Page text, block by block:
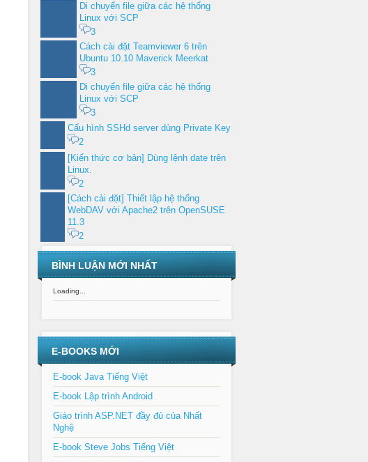
Di chuyển file giữa các hệ thống
Linux với SCP
3
Cách cài đặt Teamviewer 6 trên
Ubuntu 10.10 Maverick Meerkat
3
Di chuyển file giữa các hệ thống
Linux với SCP
3
Cấu hình SSHd server dùng Private Key
2
[Kiến thức cơ bản] Dùng lệnh date trên
Linux.
2
[Cách cài đặt] Thiết lập hệ thống
WebDAV với Apache2 trên OpenSUSE
11.3
2
BÌNH LUẬN MỚI NHẤT
Loading...
E-BOOKS MỚI
E-book Java Tiếng Việt
E-book Lập trình Android
Giáo trình ASP.NET đầy đủ của Nhất
Nghệ
E-book Steve Jobs Tiếng Việt